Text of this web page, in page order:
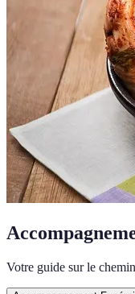
Votre guide sur le